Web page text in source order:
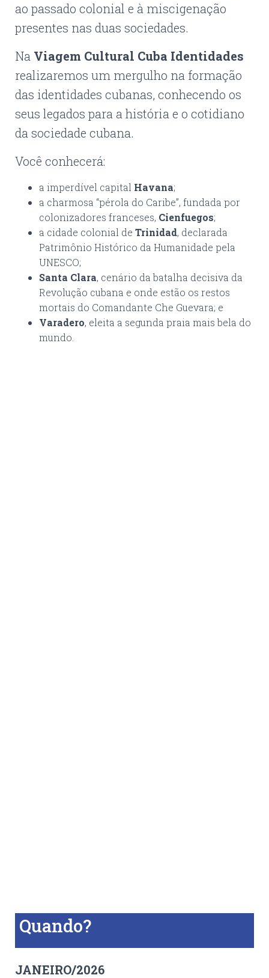
ao passado colonial e à miscigenação
presentes nas duas sociedades.
Na Viagem Cultural Cuba Identidades
realizaremos um mergulho na formação
das identidades cubanas, conhecendo os
seus legados para a história e o cotidiano
da sociedade cubana.
Você conhecerá:
a imperdível capital Havana;
a charmosa “pérola do Caribe”, fundada por
colonizadores franceses, Cienfuegos;
a cidade colonial de Trinidad, declarada
Patrimônio Histórico da Humanidade pela
UNESCO;
Santa Clara, cenário da batalha decisiva da
Revolução cubana e onde estão os restos
mortais do Comandante Che Guevara; e
Varadero, eleita a segunda praia mais bela do
mundo.
Quando?
JANEIRO/2026